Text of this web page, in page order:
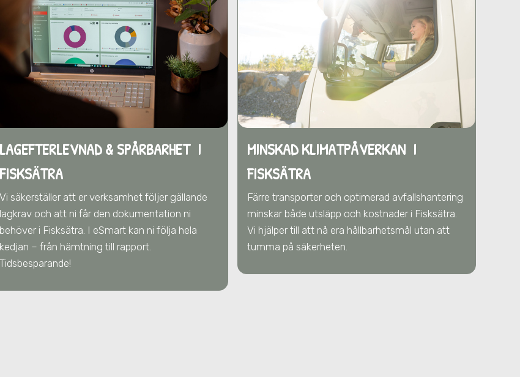
LAGEFTERLEVNAD & SPÅRBARHET I
FISKSÄTRA
Vi säkerställer att er verksamhet följer gällande
lagkrav och att ni får den dokumentation ni
behöver i Fisksätra. I eSmart kan ni följa hela
kedjan – från hämtning till rapport.
Tidsbesparande!
MINSKAD KLIMATPÅVERKAN I
FISKSÄTRA
Färre transporter och optimerad avfallshantering
minskar både utsläpp och kostnader i Fisksätra.
Vi hjälper till att nå era hållbarhetsmål utan att
tumma på säkerheten.